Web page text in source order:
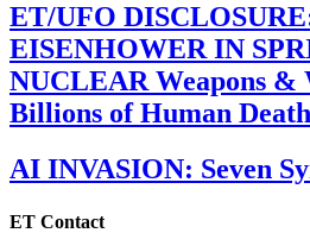
ET/UFO
EISENHOWER IN
NUCLEAR Weapons
Billions of Human
AI INVASION: Seven
ET Contact